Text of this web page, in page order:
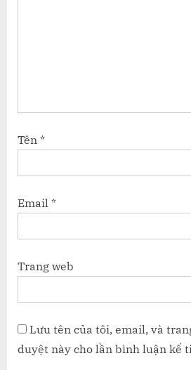
Tên *
Email *
Trang web
Lưu tên của tôi, email, và
duyệt này cho lần bình luận kế